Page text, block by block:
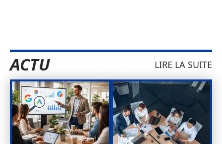
ACTU LIRE LA SUITE